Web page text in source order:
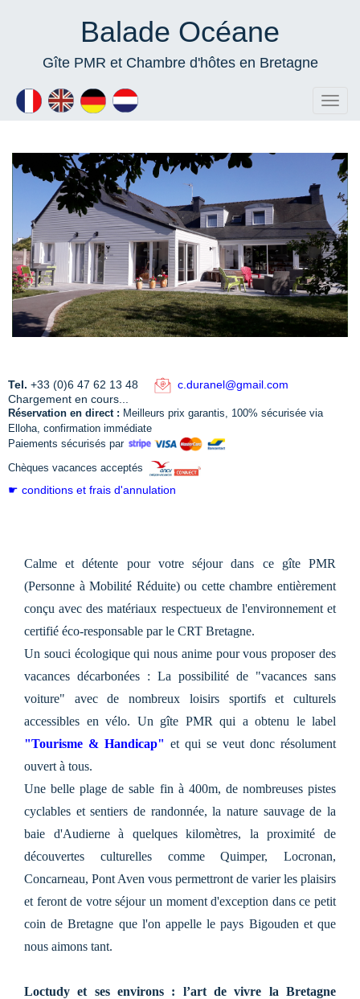
Balade Océane
Gîte PMR et Chambre d'hôtes en Bretagne
Tel. +33 (0)6 47 62 13 48
c.duranel@gmail.com
Chargement en cours...
Réservation en direct : Meilleurs prix garantis, 100% sécurisée via
Elloha, confirmation immédiate
Paiements sécurisés par
Chèques vacances acceptés
☛ conditions et frais d'annulation
Calme et détente pour votre séjour dans ce gîte PMR
(Personne à Mobilité Réduite) ou cette chambre entièrement
conçu avec des matériaux respectueux de l'environnement et
certifié éco-responsable par le CRT Bretagne.
Un souci écologique qui nous anime pour vous proposer des
vacances décarbonées : La possibilité de "vacances sans
voiture" avec de nombreux loisirs sportifs et culturels
accessibles en vélo. Un gîte PMR qui a obtenu le label
"Tourisme & Handicap" et qui se veut donc résolument
ouvert à tous.
Une belle plage de sable fin à 400m, de nombreuses pistes
cyclables et sentiers de randonnée, la nature sauvage de la
baie d'Audierne à quelques kilomètres, la proximité de
découvertes culturelles comme Quimper, Locronan,
Concarneau, Pont Aven vous permettront de varier les plaisirs
et feront de votre séjour un moment d'exception dans ce petit
coin de Bretagne que l'on appelle le pays Bigouden et que
nous aimons tant.
Loctudy et ses environs : l’art de vivre la Bretagne